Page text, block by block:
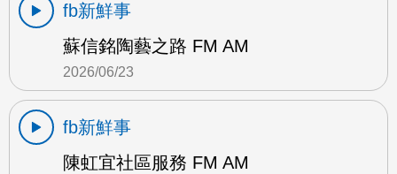
fb新鮮事
蘇信銘陶藝之路 FM AM
2026/06/23
fb新鮮事
陳虹宜社區服務 FM AM